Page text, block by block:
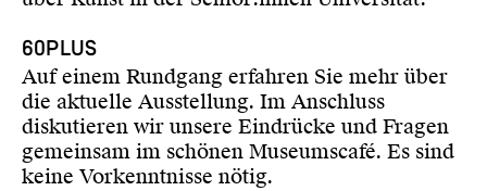
60PLUS
Auf einem Rundgang erfahren Sie mehr über
die aktuelle Ausstellung. Im Anschluss
diskutieren wir unsere Eindrücke und Fragen
gemeinsam im schönen Museumscafé. Es sind
keine Vorkenntnisse nötig.